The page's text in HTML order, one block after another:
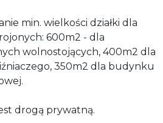
min. wielkości działki dla
600m2 - dla
wolnostojących, 400m2 dla
350m2 dla budynku
drogą prywatną.